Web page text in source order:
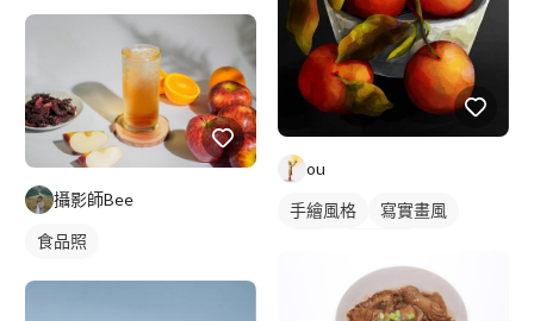
攝影師Bee
食品照
ou
手繪風格
寫實畫風